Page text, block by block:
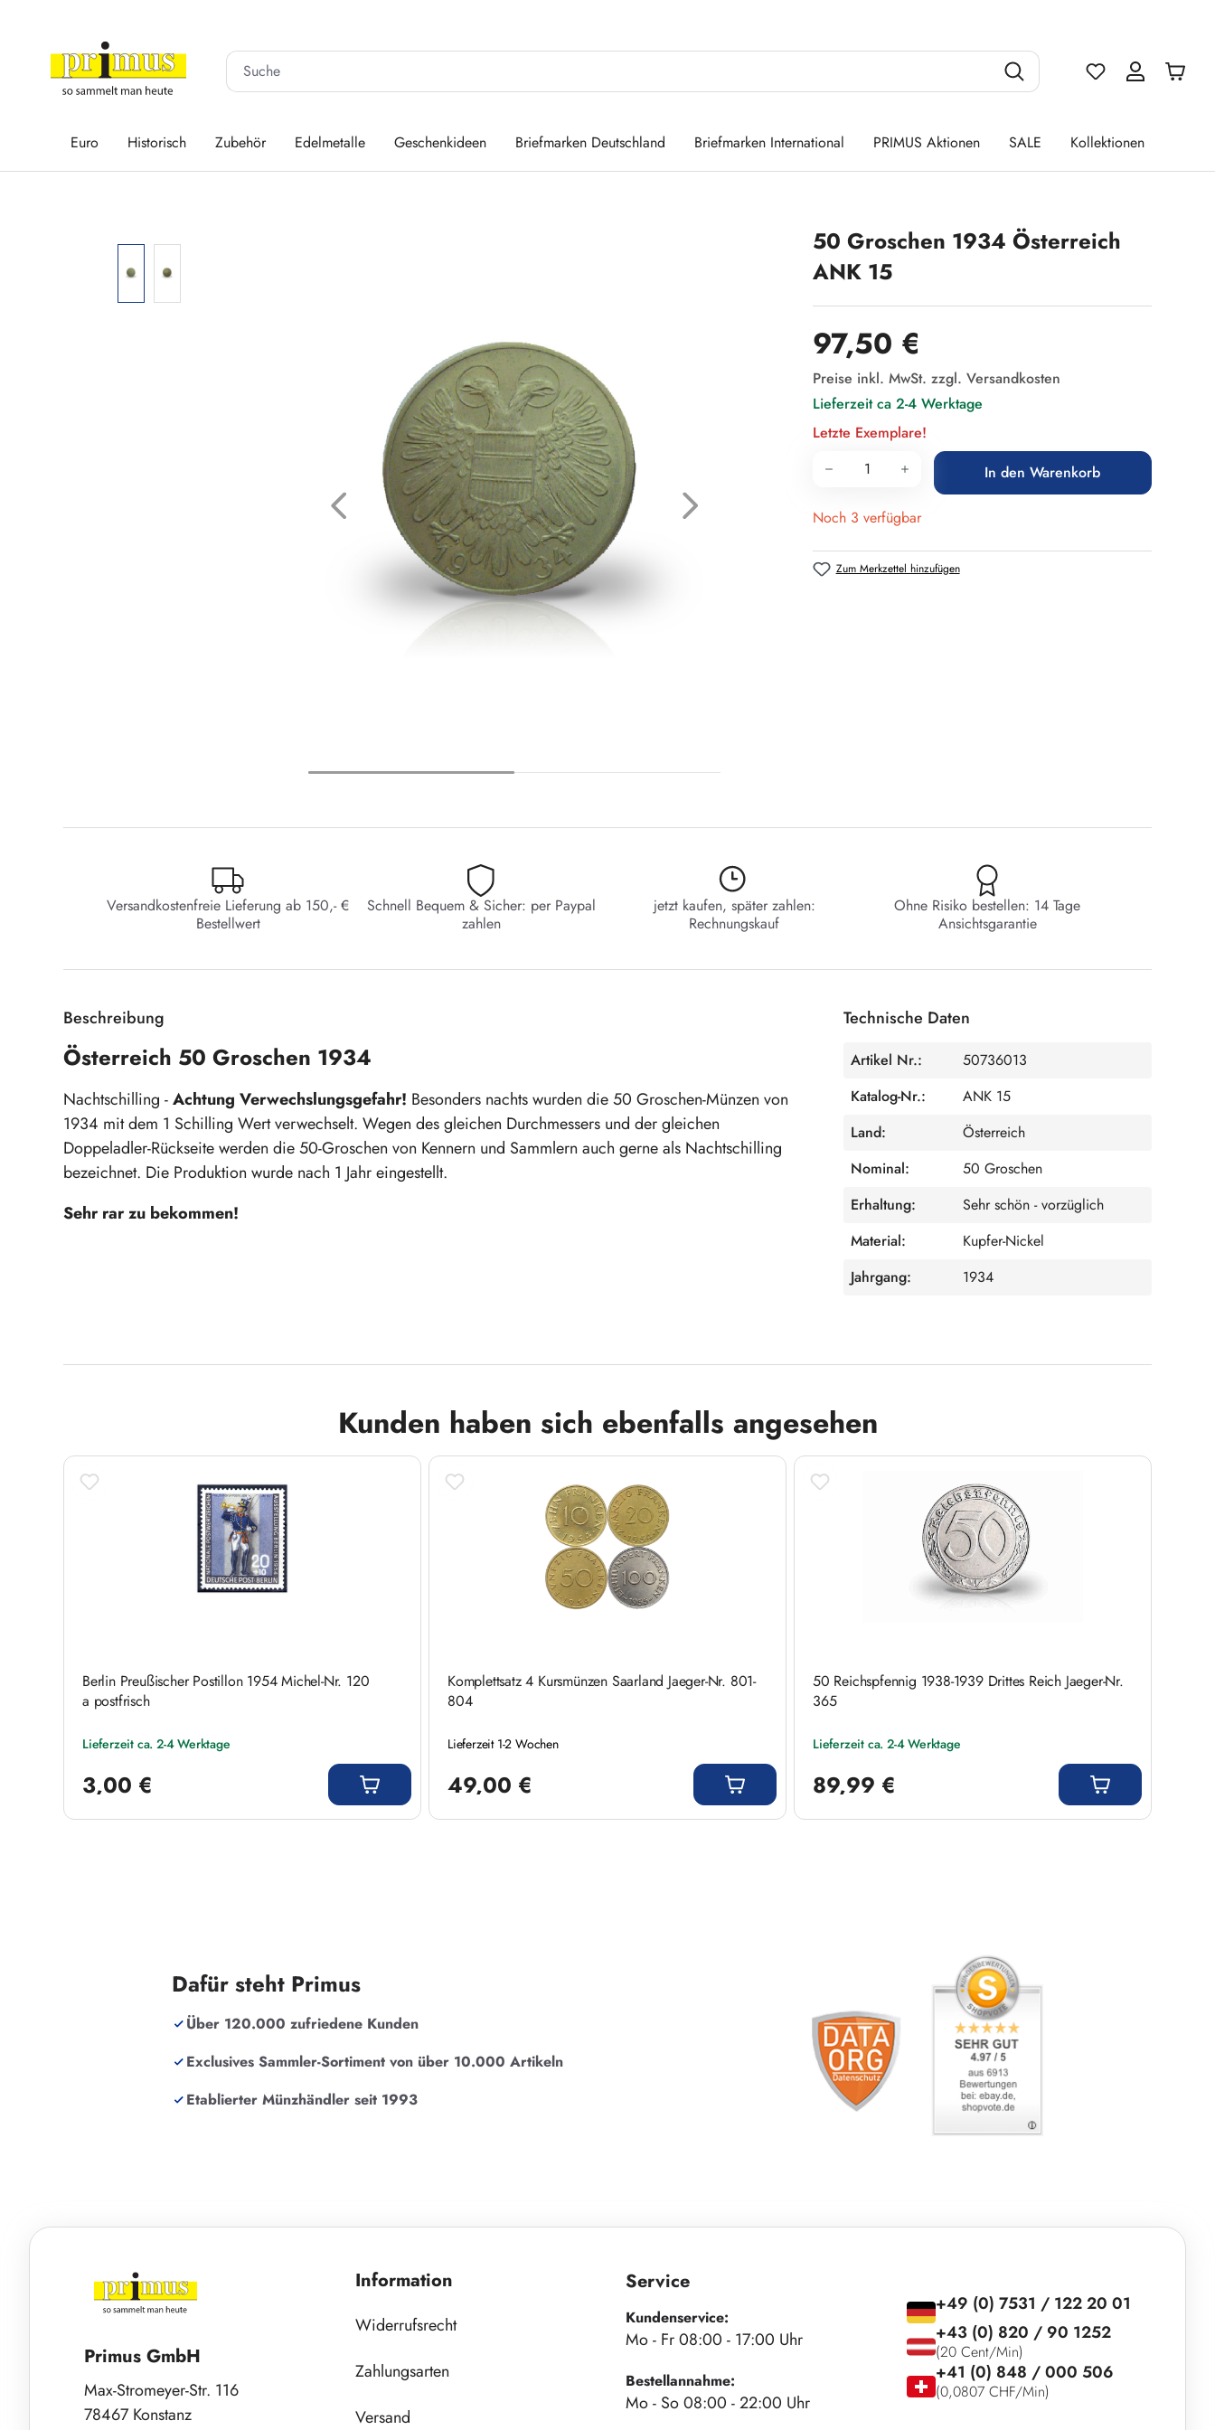
Du hast 0
Euro Historisch Zubehör Edelmetalle Geschenkideen Briefmarken Deutschland Briefmarken International PRIMUS Aktionen SALE Kollektionen
50 Groschen 1934 Österreich
ANK 15
Regulärer Preis:
97,50 €
Preise inkl. MwSt. zzgl. Versandkosten
Lieferzeit ca 2-4 Werktage
Letzte Exemplare!
Produkt Anzahl: Gib den gewünschten
In den Warenkorb
Noch 3 verfügbar
Zum Merkzettel hinzufügen
Versandkostenfreie Lieferung ab 150,- €
Bestellwert
Schnell Bequem & Sicher: per Paypal
zahlen
jetzt kaufen, später zahlen:
Rechnungskauf
Ohne Risiko bestellen: 14 Tage
Ansichtsgarantie
Beschreibung
Österreich 50 Groschen 1934
Nachtschilling -Achtung Verwechslungsgefahr! Besonders nachts wurden die 50 Groschen-Münzen von
1934 mit dem 1 Schilling Wert verwechselt. Wegen des gleichen Durchmessers und der gleichen
Doppeladler-Rückseite werden die 50-Groschen von Kennern und Sammlern auch gerne als Nachtschilling
bezeichnet. Die Produktion wurde nach 1 Jahr eingestellt.
Sehr rar zu bekommen!
Technische Daten
Artikel Nr.:
50736013
Katalog-Nr.:
ANK 15
Land:
Österreich
Nominal:
50 Groschen
Erhaltung:
Sehr schön - vorzüglich
Material:
Kupfer-Nickel
Jahrgang:
1934
Kunden haben sich ebenfalls angesehen
Berlin Preußischer Postillon 1954 Michel-Nr. 120
a postfrisch
Lieferzeit ca. 2-4 Werktage
3,00 €
Komplettsatz 4 Kursmünzen Saarland Jaeger-Nr. 801-
804
Lieferzeit 1-2 Wochen
49,00 €
50 Reichspfennig 1938-1939 Drittes Reich Jaeger-Nr.
365
Lieferzeit ca. 2-4 Werktage
89,99 €
Dafür steht Primus
Über 120.000 zufriedene Kunden
Exclusives Sammler-Sortiment von über 10.000 Artikeln
Etablierter Münzhändler seit 1993
Primus GmbH
Max-Stromeyer-Str. 116
78467 Konstanz
Information
Widerrufsrecht
Zahlungsarten
Versand
Service
Kundenservice:
Mo - Fr 08:00 - 17:00 Uhr
Bestellannahme:
Mo - So 08:00 - 22:00 Uhr
+49 (0) 7531 / 122 20 01
+43 (0) 820 / 90 1252
(20 Cent/Min)
+41 (0) 848 / 000 506
(0,0807 CHF/Min)